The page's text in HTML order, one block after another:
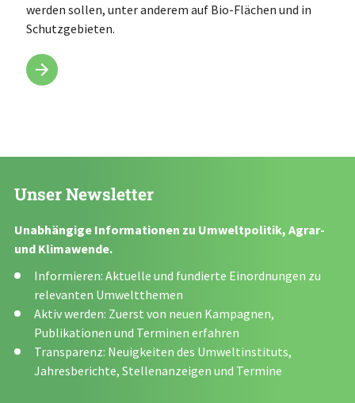
werden sollen, unter anderem auf Bio-Flächen und in
Schutzgebieten.
Unser Newsletter
Unabhängige Informationen zu Umweltpolitik, Agrar-
und Klimawende.
Informieren: Aktuelle und fundierte Einordnungen zu
relevanten Umweltthemen
Aktiv werden: Zuerst von neuen Kampagnen,
Publikationen und Terminen erfahren
Transparenz: Neuigkeiten des Umweltinstituts,
Jahresberichte, Stellenanzeigen und Termine